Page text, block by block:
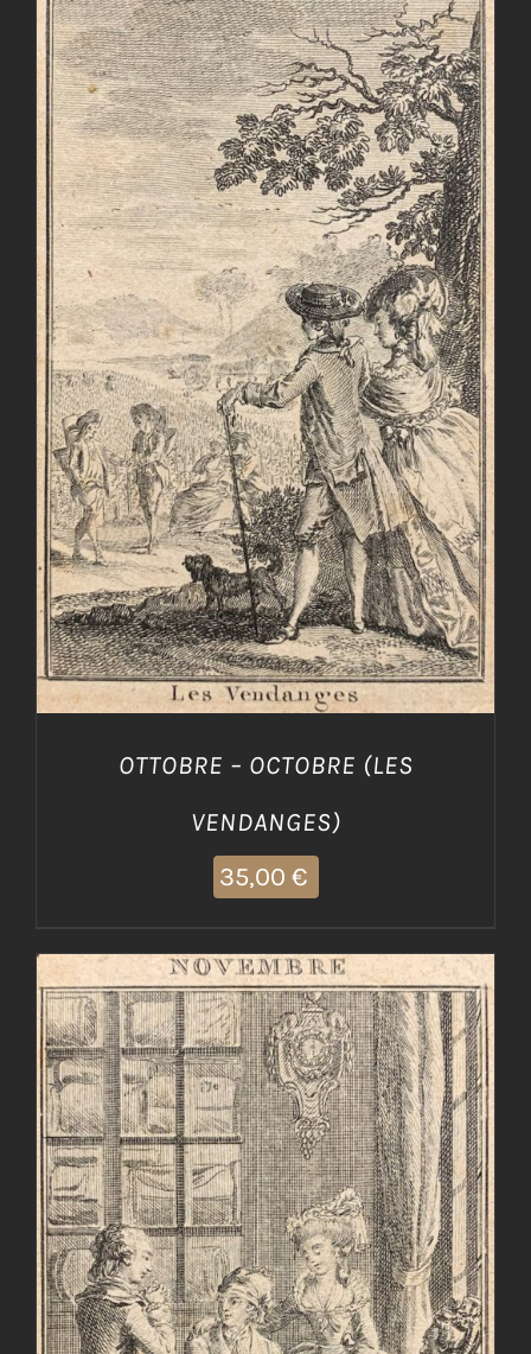
AGGIUNGI AL CARRELLO / DETTAGLI
OTTOBRE – OCTOBRE (LES
VENDANGES)
35,00 €
AGGIUNGI AL CARRELLO / DETTAGLI